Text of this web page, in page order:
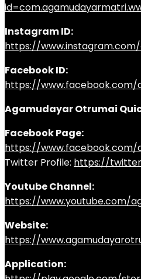
Instagram ID:
https://
Facebook ID:
https://www.facebook.com/
Agamudayar Otrumai
Facebook Page:
https://www.facebook.com/
Twitter Profile: https://
Youtube Channel:
https://www.youtube.com/
Website:
https://
Application: